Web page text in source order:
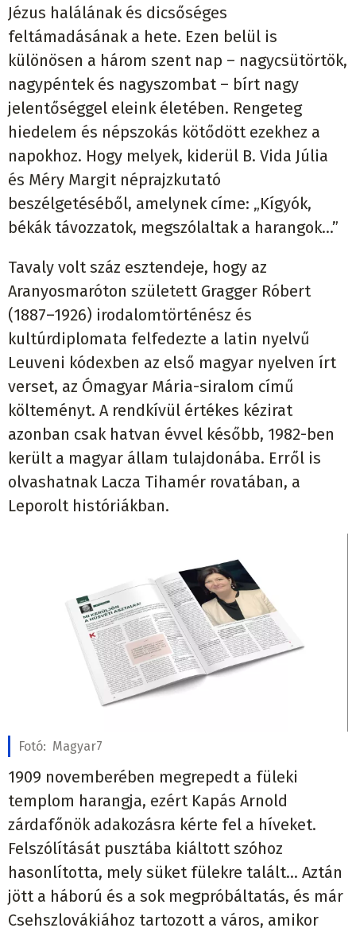
Jézus halálának és dicsőséges
feltámadásának a hete. Ezen belül is
különösen a három szent nap – nagycsütörtök,
nagypéntek és nagyszombat – bírt nagy
jelentőséggel eleink életében. Rengeteg
hiedelem és népszokás kötődött ezekhez a
napokhoz. Hogy melyek, kiderül B. Vida Júlia
és Méry Margit néprajzkutató
beszélgetéséből, amelynek címe: „Kígyók,
békák távozzatok, megszólaltak a harangok…”
Tavaly volt száz esztendeje, hogy az
Aranyosmaróton született Gragger Róbert
(1887–1926) irodalomtörténész és
kultúrdiplomata felfedezte a latin nyelvű
Leuveni kódexben az első magyar nyelven írt
verset, az Ómagyar Mária-siralom című
költeményt. A rendkívül értékes kézirat
azonban csak hatvan évvel később, 1982-ben
került a magyar állam tulajdonába. Erről is
olvashatnak Lacza Tihamér rovatában, a
Leporolt históriákban.
Fotó: Magyar7
1909 novemberében megrepedt a füleki
templom harangja, ezért Kapás Arnold
zárdafőnök adakozásra kérte fel a híveket.
Felszólítását pusztába kiáltott szóhoz
hasonlította, mely süket fülekre talált… Aztán
jött a háború és a sok megpróbáltatás, és már
Csehszlovákiához tartozott a város, amikor